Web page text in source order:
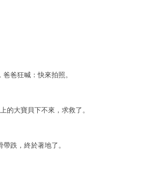
爸爸狂喊：快來拍照。
的大寶貝下不來，求救了。
帶跌，終於著地了。